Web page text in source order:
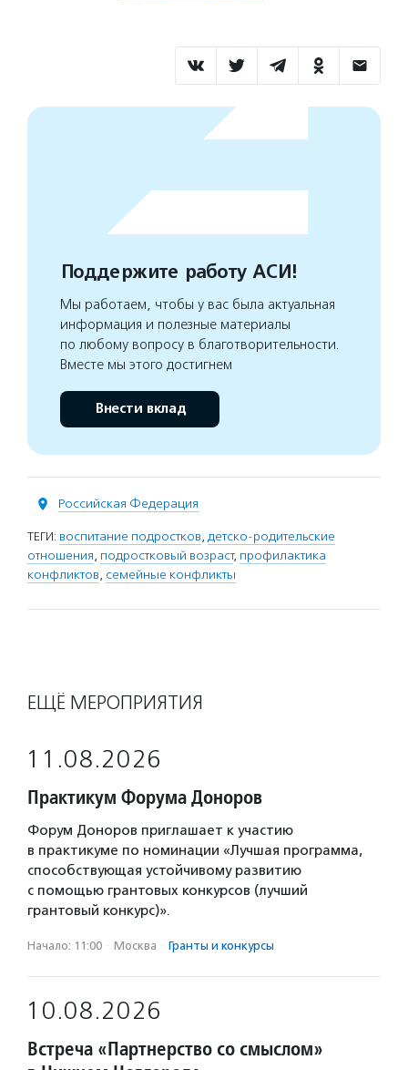
Поддержите работу АСИ!
Мы работаем, чтобы у вас была актуальная
информация и полезные материалы
по любому вопросу в благотворительности.
Вместе мы этого достигнем
Внести вклад
Российская Федерация
ТЕГИ: воспитание подростков, детско-родительские
отношения, подростковый возраст, профилактика
конфликтов, семейные конфликты
ЕЩЁ МЕРОПРИЯТИЯ
11.08.2026
Практикум Форума Доноров
Форум Доноров приглашает к участию
в практикуме по номинации «Лучшая программа,
способствующая устойчивому развитию
с помощью грантовых конкурсов (лучший
грантовый конкурс)».
Начало: 11:00 · Москва · Гранты и конкурсы
10.08.2026
Встреча «Партнерство со смыслом»